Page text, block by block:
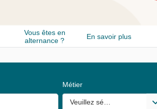
Vous êtes en
alternance ?
En savoir plus
Métier
Veuillez sélectionner une